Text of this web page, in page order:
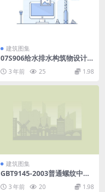
建筑图集
07S906给水排水构筑物设计选
3 年前 25 1.98
建筑图集
GBT9145-2003普通螺纹中等
精度优选系列的极限尺寸.pdf
3 年前 20 1.98